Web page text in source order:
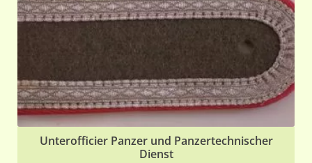
Unterofficier Panzer und Panzertechnischer
Dienst